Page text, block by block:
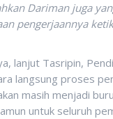
Dariman juga
pengerjaannya
lanjut Tasripin,
langsung proses
masih menjadi
untuk seluruh